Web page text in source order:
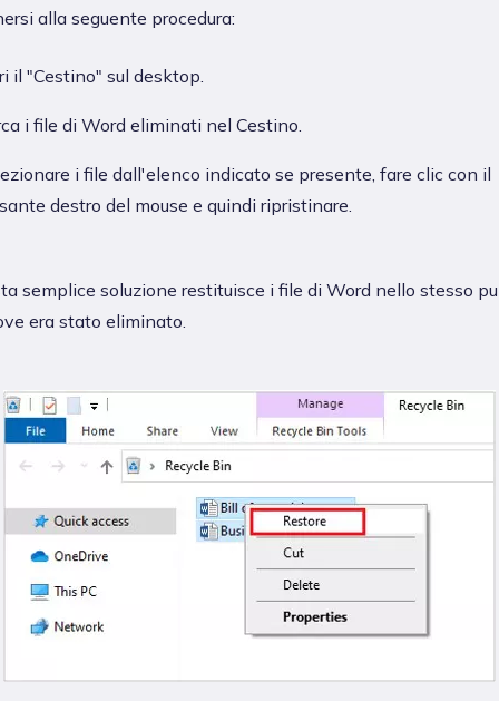
alla seguente procedura:
il "Cestino" sul desktop.
i file di Word eliminati nel Cestino.
i file dall'elenco indicato se presente, fare clic con il
destro del mouse e quindi ripristinare.
semplice soluzione restituisce i file di Word nello stesso
era stato eliminato.